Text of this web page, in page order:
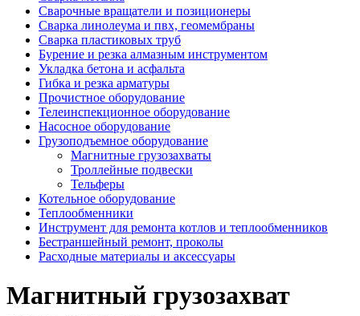
Сварочные вращатели и позиционеры
Сварка линолеума и пвх, геомембраны
Сварка пластиковых труб
Бурение и резка алмазным инструментом
Укладка бетона и асфальта
Гибка и резка арматуры
Прочистное оборудование
Телеинспекционное оборудование
Насосное оборудование
Грузоподъемное оборудование
Магнитные грузозахваты
Троллейные подвески
Тельферы
Котельное оборудование
Теплообменники
Инструмент для ремонта котлов и теплообменников
Бестраншейный ремонт, проколы
Расходные материалы и аксессуары
Магнитный грузозахват